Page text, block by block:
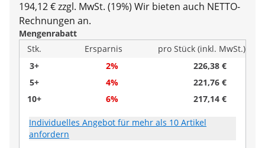
194,12 € zzgl. MwSt. (19%) Wir bieten auch NETTO-
Rechnungen an.
Mengenrabatt
Stk.
Ersparnis
pro Stück (inkl. MwSt.)
3+
2%
226,38 €
5+
4%
221,76 €
10+
6% 217,14 €
Individuelles Angebot für mehr als 10 Artikel
anfordern